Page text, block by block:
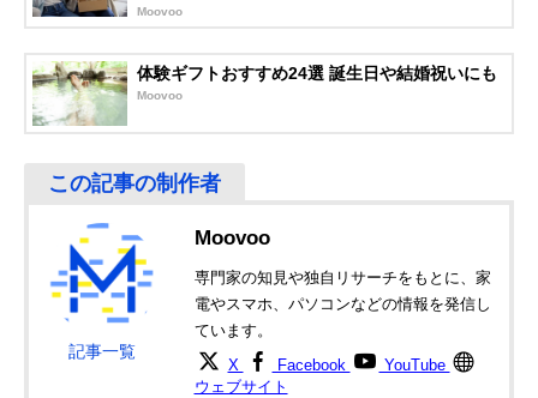
Moovoo
体験ギフトおすすめ24選 誕生日や結婚祝いにも
Moovoo
記事一覧
Moovoo
専門家の知見や独自リサーチをもとに、家
電やスマホ、パソコンなどの情報を発信し
ています。
X Facebook
YouTube
ウェブサイト